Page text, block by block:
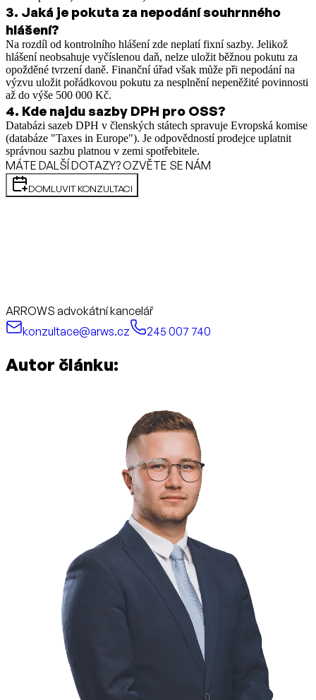
3. Jaká je pokuta za nepodání souhrnného
hlášení?
Na rozdíl od kontrolního hlášení zde neplatí fixní sazby. Jelikož
hlášení neobsahuje vyčíslenou daň, nelze uložit běžnou pokutu za
opožděné tvrzení daně. Finanční úřad však může při nepodání na
výzvu uložit pořádkovou pokutu za nesplnění nepeněžité povinnosti
až do výše 500 000 Kč.
4. Kde najdu sazby DPH pro OSS?
Databázi sazeb DPH v členských státech spravuje Evropská komise
(databáze "Taxes in Europe"). Je odpovědností prodejce uplatnit
správnou sazbu platnou v zemi spotřebitele.
MÁTE DALŠÍ DOTAZY? OZVĚTE SE NÁM
DOMLUVIT KONZULTACI
ARROWS advokátní kancelář
konzultace@arws.cz
245 007 740
Autor článku: